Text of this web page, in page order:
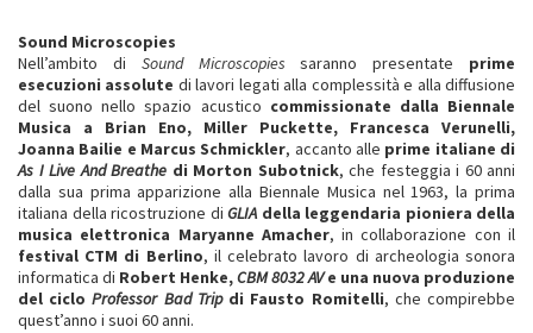
Sound Microscopies
Nell’ambito di Sound Microscopies saranno presentate prime
esecuzioni assolute di lavori legati alla complessità e alla diffusione
del suono nello spazio acustico commissionate dalla Biennale
Musica a Brian Eno, Miller Puckette, Francesca Verunelli,
Joanna Bailie e Marcus Schmickler, accanto alle prime italiane di
As I Live And Breathe di Morton Subotnick, che festeggia i 60 anni
dalla sua prima apparizione alla Biennale Musica nel 1963, la prima
italiana della ricostruzione di GLIA della leggendaria pioniera della
musica elettronica Maryanne Amacher, in collaborazione con il
festival CTM di Berlino, il celebrato lavoro di archeologia sonora
informatica di Robert Henke,CBM 8032 AVe una nuova produzione
del cicloProfessor Bad Trip di Fausto Romitelli, che compirebbe
quest’anno i suoi 60 anni.